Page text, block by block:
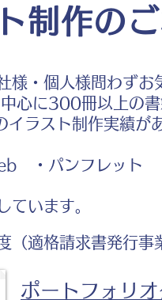
ラスト
制作の
・個人様問わずお
心に300冊以上の書
ラスト制作実績があ
・パンフレット
います。
（適格請求書発行事
ポートフォリオ